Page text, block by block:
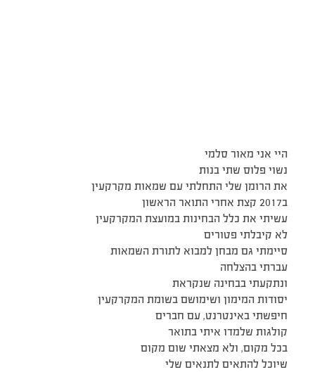
היי אני מאור סלמי
נשוי פלוס שתי בנות
את הרומן שלי התחלתי עם שמאות מקרקעין
ב2017 קצת אחרי התואר הראשון
עשיתי את כלל הבחינות במועצת המקרקעין
לא קיבלתי פטורים
סיימתי גם מבחן למבוא לתורת השמאות
עברתי בהצלחה
ונתקעתי בבחינה שנקראת
יסודות המימון ושימושם בשומת המקרקעין
חיפשתי באינטרנט, עם חברים
קולגות שלמדו איתי בתואר
בכל מקום, ולא מצאתי שום מקום
שיוכל להתאים לתנאים שלי